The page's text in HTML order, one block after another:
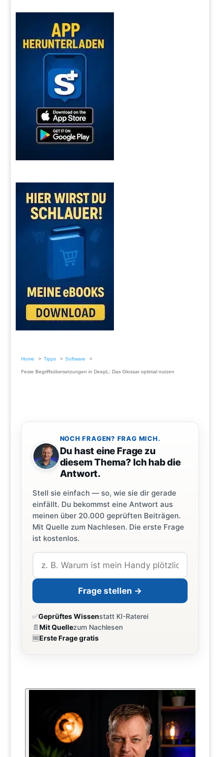
Home Tipps Software
Feste Begriffsübersetzungen in DeepL: Das Glossar optimal nutzen
NOCH FRAGEN? FRAG MICH.
Du hast eine Frage zu
diesem Thema? Ich hab die
Antwort.
Stell sie einfach — so, wie sie dir gerade
einfällt. Du bekommst eine Antwort aus
meinen über 20.000 geprüften Beiträgen.
Mit Quelle zum Nachlesen. Die erste Frage
ist kostenlos.
Frage stellen →
✅Geprüftes Wissenstatt KI-Raterei
📄Mit Quellezum Nachlesen
🆓Erste Frage gratis